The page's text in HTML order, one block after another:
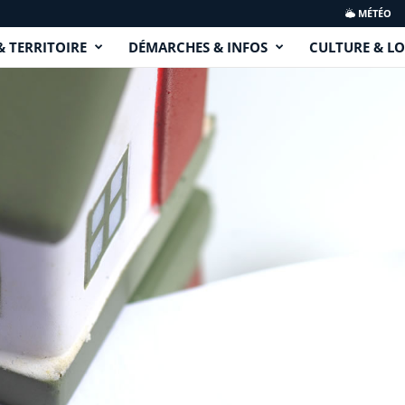
MÉTÉO
TERRITOIRE DÉMARCHES & INFOS CULTURE &